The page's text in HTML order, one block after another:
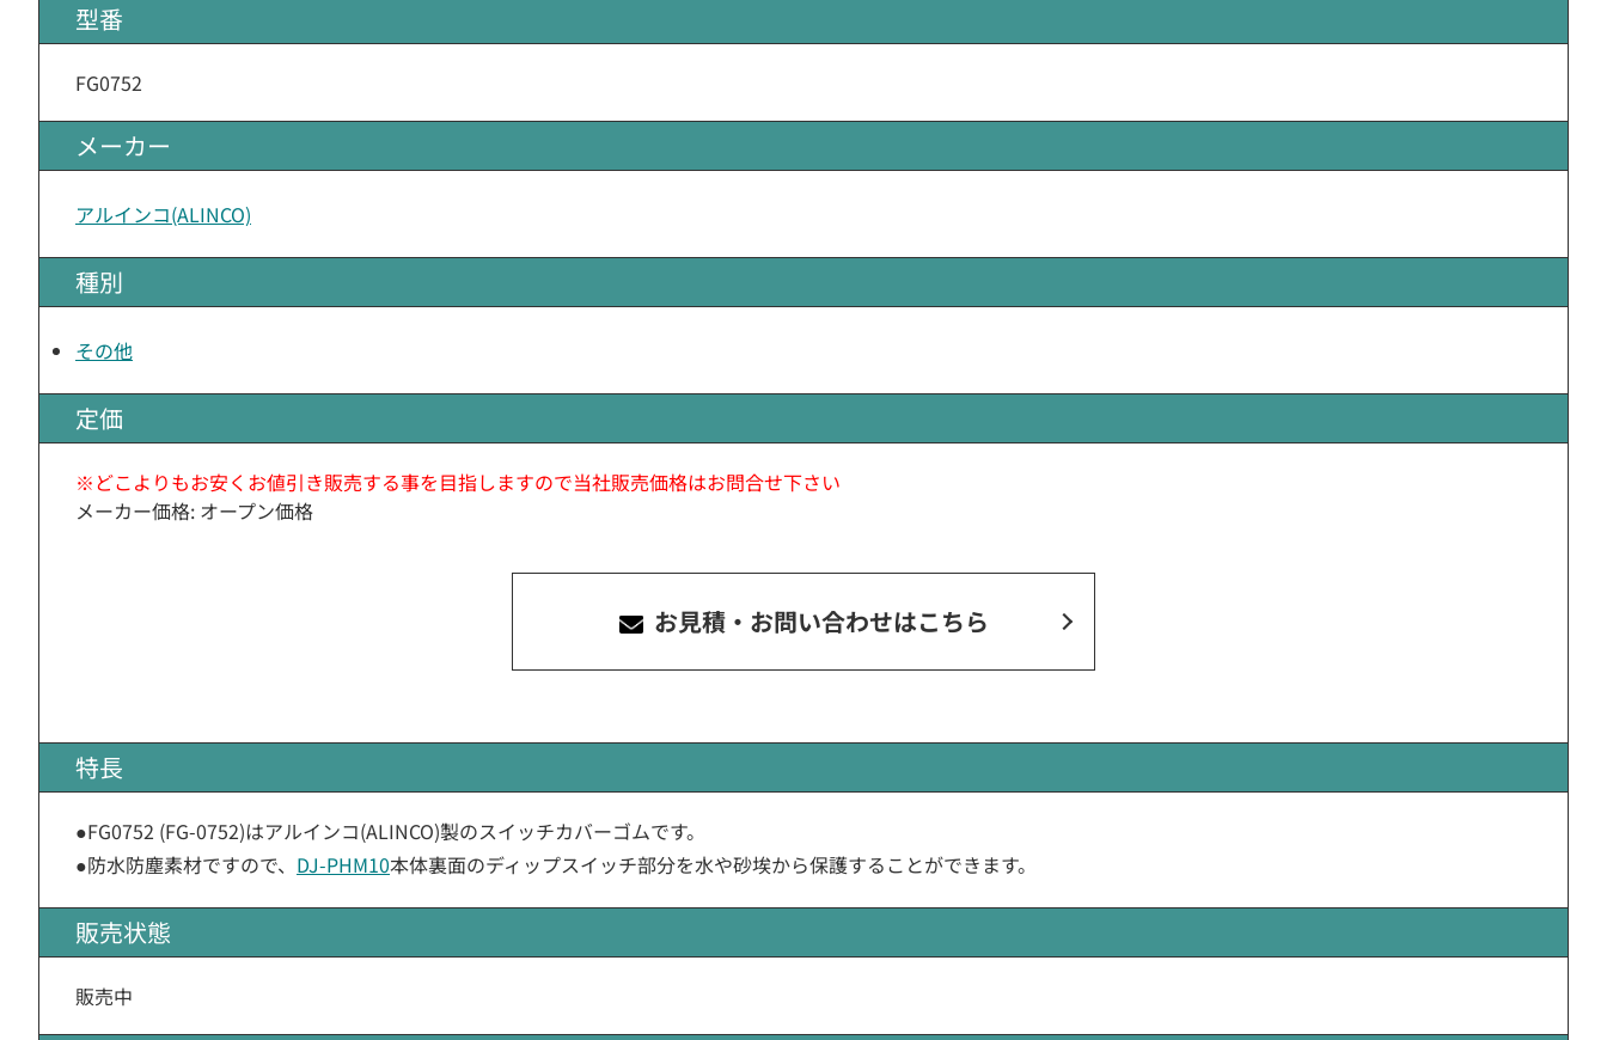
型番
FG0752
メーカー
アルインコ(ALINCO)
種別
その他
定価
※どこよりもお安くお値引き販売する事を目指しますので当社販売価格はお問合せ下さい
メーカー価格: オープン価格
お見積・お問い合わせはこちら
特長
●FG0752 (FG-0752)はアルインコ(ALINCO)製のスイッチカバーゴムです。
●防水防塵素材ですので、 DJ-PHM10本体裏面のディップスイッチ部分を水や砂埃から保護することができます。
販売状態
販売中